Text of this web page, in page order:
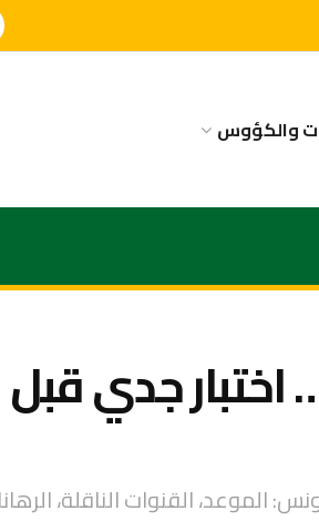
والكؤوس
جدي قبل
الموعد، القنوات الناقلة،